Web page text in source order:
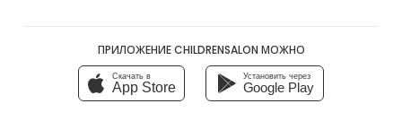
ПРИЛОЖЕНИЕ CHILDRENSALON МОЖНО
Скачать в
App Store
Установить через
Google Play